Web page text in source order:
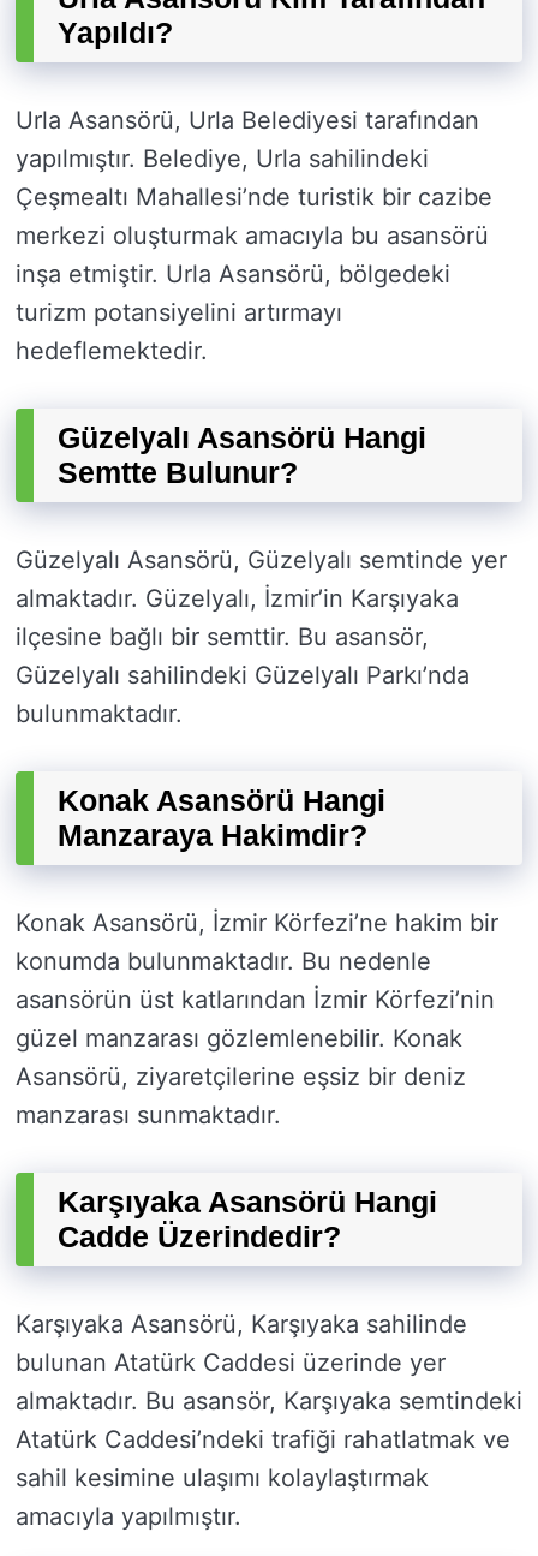
Yapıldı?
Urla Asansörü, Urla Belediyesi tarafından
yapılmıştır. Belediye, Urla sahilindeki
Çeşmealtı Mahallesi’nde turistik bir cazibe
merkezi oluşturmak amacıyla bu asansörü
inşa etmiştir. Urla Asansörü, bölgedeki
turizm potansiyelini artırmayı
hedeflemektedir.
Güzelyalı Asansörü Hangi
Semtte Bulunur?
Güzelyalı Asansörü, Güzelyalı semtinde yer
almaktadır. Güzelyalı, İzmir’in Karşıyaka
ilçesine bağlı bir semttir. Bu asansör,
Güzelyalı sahilindeki Güzelyalı Parkı’nda
bulunmaktadır.
Konak Asansörü Hangi
Manzaraya Hakimdir?
Konak Asansörü, İzmir Körfezi’ne hakim bir
konumda bulunmaktadır. Bu nedenle
asansörün üst katlarından İzmir Körfezi’nin
güzel manzarası gözlemlenebilir. Konak
Asansörü, ziyaretçilerine eşsiz bir deniz
manzarası sunmaktadır.
Karşıyaka Asansörü Hangi
Cadde Üzerindedir?
Karşıyaka Asansörü, Karşıyaka sahilinde
bulunan Atatürk Caddesi üzerinde yer
almaktadır. Bu asansör, Karşıyaka semtindeki
Atatürk Caddesi’ndeki trafiği rahatlatmak ve
sahil kesimine ulaşımı kolaylaştırmak
amacıyla yapılmıştır.